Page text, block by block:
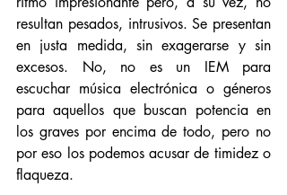
resultan pesados, intrusivos. Se presentan
en justa medida, sin exagerarse y sin
excesos. No, no es un IEM para
escuchar música electrónica o géneros
para aquellos que buscan potencia en
los graves por encima de todo, pero no
por eso los podemos acusar de timidez o
flaqueza.